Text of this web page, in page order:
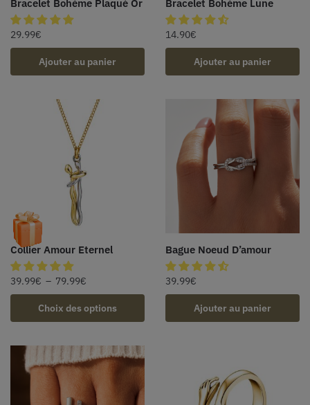
Bracelet Bohème Plaqué Or
29.99€
Ajouter au panier
Bracelet Bohème Lune
14.90€
Ajouter au panier
Collier Amour Eternel
39.99€ – 79.99€
Choix des options
Bague Noeud D’amour
39.99€
Ajouter au panier